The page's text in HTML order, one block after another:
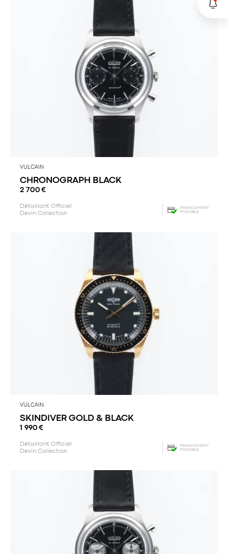
VULCAIN
CHRONOGRAPH BLACK
2 700 €
Détaillant Officiel
Devin Collection
FINANCEMENT
POSSIBLE
VULCAIN
SKINDIVER GOLD & BLACK
1 990 €
Détaillant Officiel
Devin Collection
FINANCEMENT
POSSIBLE